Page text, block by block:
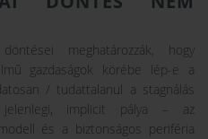
meghatározzák, hogy
gazdaságok körébe lép-e a
/ tudattalanul a stagnálás
jelenlegi, implicit pálya – az
és a biztonságos periféria